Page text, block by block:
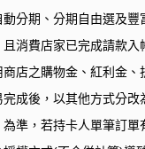
分期、分期自由選及豐
消費店家已完成請款
店之購物金、紅利金
成後，以其他方式分
準，若持卡人單筆訂